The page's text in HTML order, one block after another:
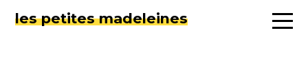
les petites madeleines